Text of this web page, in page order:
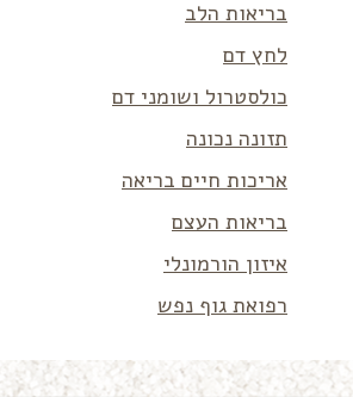
בריאות הלב
לחץ דם
כולסטרול ושומני דם
תזונה נכונה
אריכות חיים בריאה
בריאות העצם
איזון הורמונלי
רפואת גוף נפש